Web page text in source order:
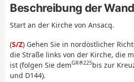
Beschreibung der
Start an der Kirche von Ansacq.
(S/Z) Gehen Sie in nordöstlicher
die Straße links von der Kirche, die
ist (folgen Sie demGR®225bis zur
und D144).